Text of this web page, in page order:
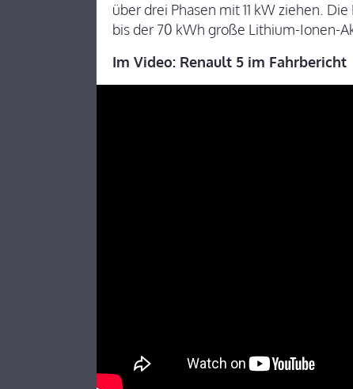
über drei Phasen mit 11 kW ziehen.
bis der 70 kWh große Lithium-Ionen-
Im Video: Renault 5 im Fahrbericht